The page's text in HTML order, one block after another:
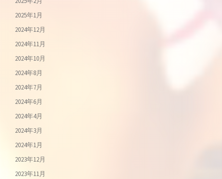
2025年1月
2024年12月
2024年11月
2024年10月
2024年8月
2024年7月
2024年6月
2024年4月
2024年3月
2024年1月
2023年12月
2023年11月